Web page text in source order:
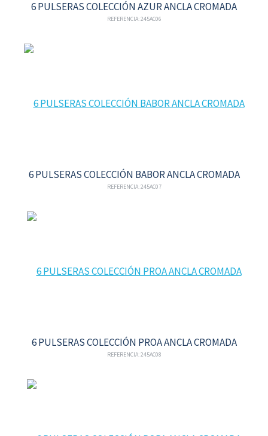
6 PULSERAS COLECCIÓN AZUR ANCLA CROMADA
REFERENCIA: 245AC06
6 PULSERAS COLECCIÓN BABOR ANCLA CROMADA
REFERENCIA: 245AC07
6 PULSERAS COLECCIÓN PROA ANCLA CROMADA
REFERENCIA: 245AC08